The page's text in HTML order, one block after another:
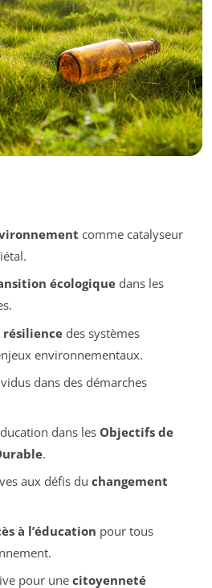
comme catalyseur
écologiquedans les
résiliencedes systèmes
environnementaux.
dans des démarches
dans les Objectifs de
.
aux défis du changement
à l’éducation pour tous
pour une citoyenneté